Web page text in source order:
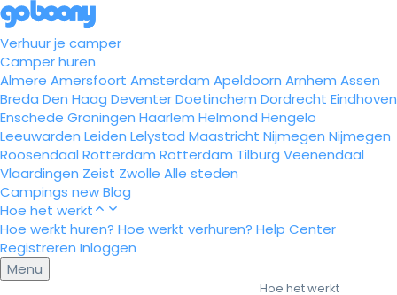
Verhuur je camper
Camper huren
Almere Amersfoort Amsterdam Apeldoorn Arnhem Assen
Breda Den Haag DeventerDoetinchem Dordrecht Eindhoven
Enschede Groningen Haarlem Helmond Hengelo
Leeuwarden Leiden Lelystad Maastricht Nijmegen Nijmegen
Roosendaal Rotterdam Rotterdam Tilburg Veenendaal
Vlaardingen Zeist Zwolle Alle steden
Campings newBlog
Hoe het werkt
Hoe werkt huren? Hoe werkt verhuren? Help Center
Registreren Inloggen
Menu
Hoe het werkt